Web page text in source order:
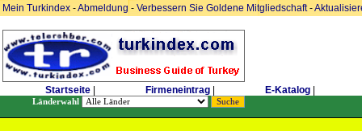
Mein Turkindex -Abmeldung- Verbessern Sie Goldene Mitgliedschaft-
Startseite Firmeneintrag E-Katalog
Länderwahl